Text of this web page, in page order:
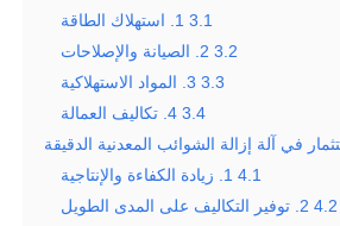
3.1 1. استهلاك الطاقة
3.2 2. الصيانة والإصلاحات
3.3 3. المواد الاستهلاكية
3.4 4. تكاليف العمالة
في آلة إزالة الشوائب المعدنية الدقيقة
4.1 1. زيادة الكفاءة والإنتاجية
4.2 2. توفير التكاليف على المدى الطويل